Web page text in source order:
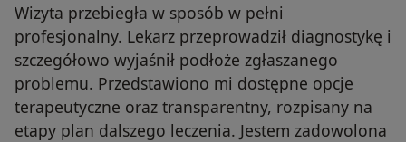
Wizyta przebiegła w sposób w pełni
profesjonalny. Lekarz przeprowadził diagnostykę i
szczegółowo wyjaśnił podłoże zgłaszanego
problemu. Przedstawiono mi dostępne opcje
terapeutyczne oraz transparentny, rozpisany na
etapy plan dalszego leczenia. Jestem zadowolona